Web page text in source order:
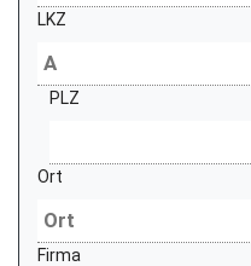
LKZ
PLZ
Ort
Firma